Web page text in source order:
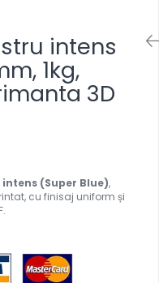
intens
1kg,
3D
(Super Blue),
cu finisaj uniform și